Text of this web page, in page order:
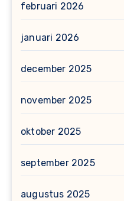
februari 2026
januari 2026
december 2025
november 2025
oktober 2025
september 2025
augustus 2025